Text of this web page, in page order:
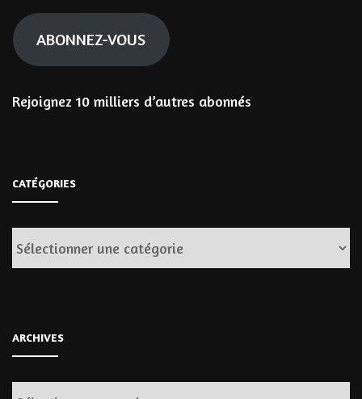
mail
ABONNEZ-VOUS
Rejoignez 10 milliers d’autres abonnés
CATÉGORIES
Catégories
ARCHIVES
Archives